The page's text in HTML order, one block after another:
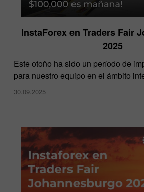
InstaForex en Traders Fair
2025
​Este otoño ha sido un período de
para nuestro equipo en el ámbito
30.09.2025